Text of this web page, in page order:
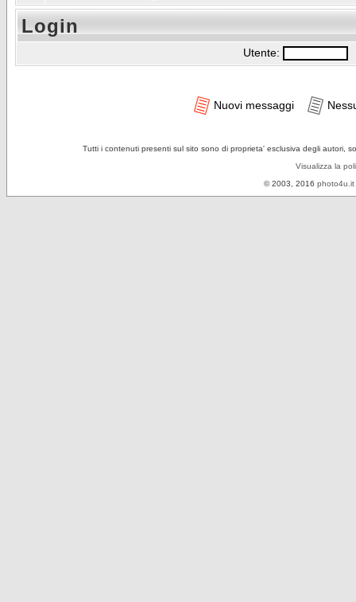
Login
Utente:
Nuovi messaggi
Tutti i contenuti presenti sul sito sono di proprieta' esclusiva degli autori,
Visualizza la
© 2003, 2016 photo4u.it